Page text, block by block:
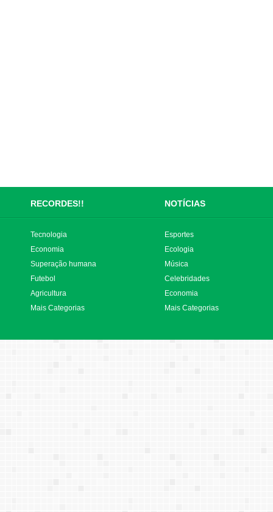
RECORDES!! NOTÍCIAS
Tecnologia
Economia
Superação humana
Futebol
Agricultura
Mais Categorias
Esportes
Ecologia
Música
Celebridades
Economia
Mais Categorias